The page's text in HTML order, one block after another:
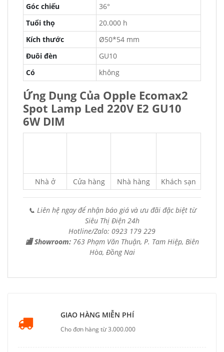
Góc chiếu
36°
Tuổi thọ
20.000 h
Kích thước
Ø50*54 mm
Đuôi đèn
GU10
Có
không
Ứng Dụng Của Opple Ecomax2
Spot Lamp Led 220V E2 GU10
6W DIM
Nhà ở Cửa hàng Nhà hàng Khách sạn
📞 Liên hệ ngay để nhận báo giá và ưu đãi đặc biệt từ
Siêu Thị Điện 24h
Hotline/Zalo: 0923 179 229
🏬 Showroom: 763 Phạm Văn Thuận, P. Tam Hiệp, Biên
Hòa, Đồng Nai
GIAO HÀNG MIỄN PHÍ
Cho đơn hàng từ 3.000.000